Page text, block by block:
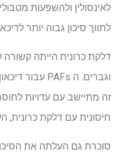
לאינסולין ולהשפעות
לתווך סיכון גבוה יותר
דלקת כרונית הייתה קשורה
וגברים. ה PAFs
זה מתיישב עם עדויות
חיסונית עם דלקת כרונית,
סוכרת גם העלתה את